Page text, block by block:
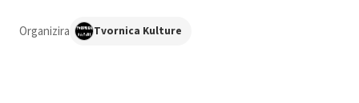
Organizira Tvornica Kulture